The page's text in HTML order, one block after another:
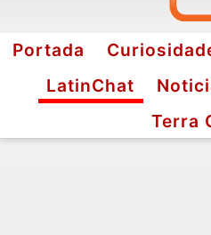
Portada
LatinChat
Terra